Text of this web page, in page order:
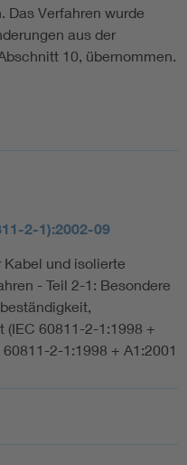
Das Verfahren wurde
aus der
10, übernommen.
2-1):2002-09
und isolierte
- Teil 2-1: Besondere
(IEC 60811-2-1:1998 +
2-1:1998 + A1:2001